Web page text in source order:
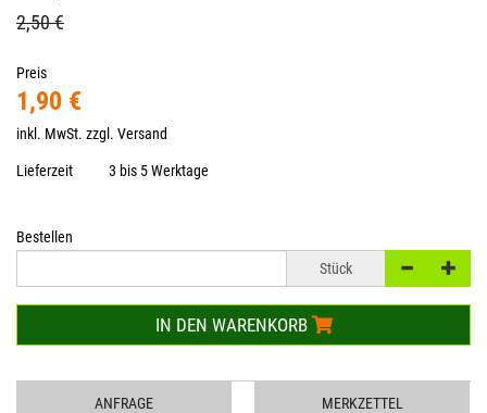
2,50 €
Preis
1,90 €
inkl. MwSt. zzgl. Versand
Lieferzeit 3 bis 5 Werktage
Bestellen
Stück
IN DEN WARENKORB
ANFRAGE MERKZETTEL